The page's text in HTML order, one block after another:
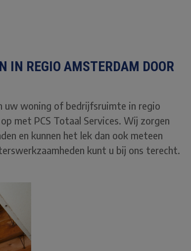
IN REGIO AMSTERDAM DOOR
uw woning of bedrijfsruimte in regio
op met PCS Totaal Services. Wij zorgen
en kunnen het lek dan ook meteen
kunt u bij ons terecht.